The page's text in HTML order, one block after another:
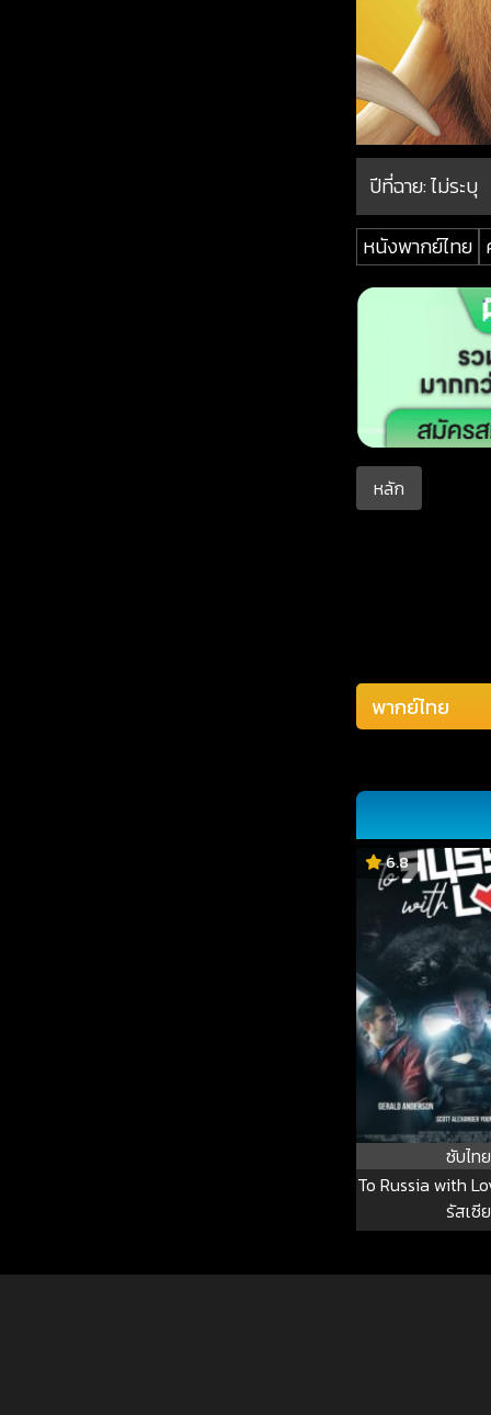
ปีที่ฉาย:ไม่ระบุ
หนังพากย์ไทย
หลัก
6.8
ซับไทย
To Russia with
รัสเซีย